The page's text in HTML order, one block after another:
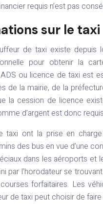
requis n’est pas
sur le taxi
de taxi existe depuis
pour obtenir la
ou licence de taxi est
de la mairie, de la
la cession de licence
d’argent est donc
taxi ont la prise en
des bus en vue d’une
dans les aéroports et
par l’horodateur se
forfaitaires. Les
de taxi peut choisir de